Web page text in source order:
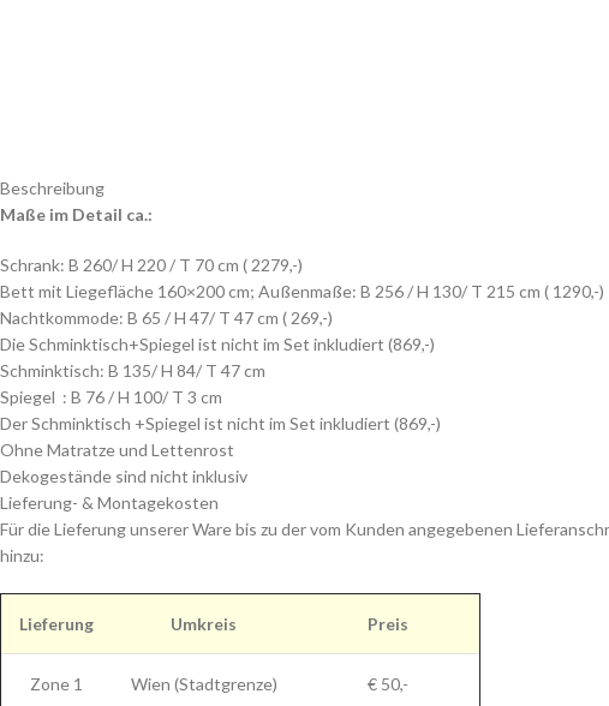
Beschreibung
Maße im Detail ca.:
Schrank: B 260/ H 220 / T 70 cm ( 2279,-)
Bett mit Liegefläche 160×200 cm; Außenmaße: B 256 / H 130/ T 215 cm ( 1290,-)
Nachtkommode: B 65 / H 47/ T 47 cm ( 269,-)
Die Schminktisch+Spiegel ist nicht im Set inkludiert (869,-)
Schminktisch: B 135/ H 84/ T 47 cm
Spiegel : B 76 / H 100/ T 3 cm
Der Schminktisch +Spiegel ist nicht im Set inkludiert (869,-)
Ohne Matratze und Lettenrost
Dekogestände sind nicht inklusiv
Lieferung- & Montagekosten
Für die Lieferung unserer Ware bis zu der vom Kunden angegebenen
hinzu:
Lieferung Umkreis Preis
Zone 1 Wien (Stadtgrenze) € 50,-